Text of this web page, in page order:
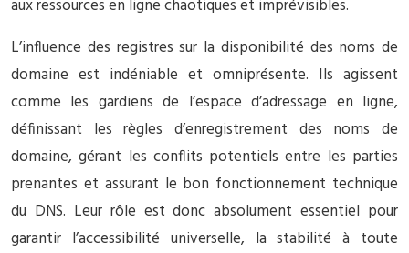
aux ressources en ligne chaotiques et imprévisibles.
L’influence des registres sur la disponibilité des noms de
domaine est indéniable et omniprésente. Ils agissent
comme les gardiens de l’espace d’adressage en ligne,
définissant les règles d’enregistrement des noms de
domaine, gérant les conflits potentiels entre les parties
prenantes et assurant le bon fonctionnement technique
du DNS. Leur rôle est donc absolument essentiel pour
garantir l’accessibilité universelle, la stabilité à toute